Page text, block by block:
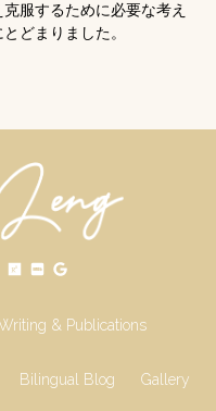
服するために必要な考え
どまりました。
& Publications
Bilingual Blog Gallery